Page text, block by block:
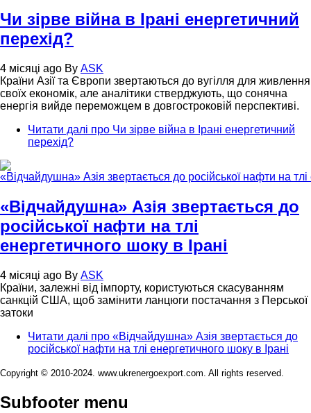
Чи зірве війна в Ірані енергетичний
перехід?
4 місяці ago By ASK
Країни Азії та Європи звертаються до вугілля для живлення
своїх економік, але аналітики стверджують, що сонячна
енергія вийде переможцем в довгостроковій перспективі.
Читати далі про Чи зірве війна в Ірані енергетичний
перехід?
«Відчайдушна» Азія звертається до
російської нафти на тлі
енергетичного шоку в Ірані
4 місяці ago By ASK
Країни, залежні від імпорту, користуються скасуванням
санкцій США, щоб замінити ланцюги постачання з Перської
затоки
Читати далі про «Відчайдушна» Азія звертається до
російської нафти на тлі енергетичного шоку в Ірані
Copyright © 2010-2024. www.ukrenergoexport.com. All rights reserved.
Subfooter menu